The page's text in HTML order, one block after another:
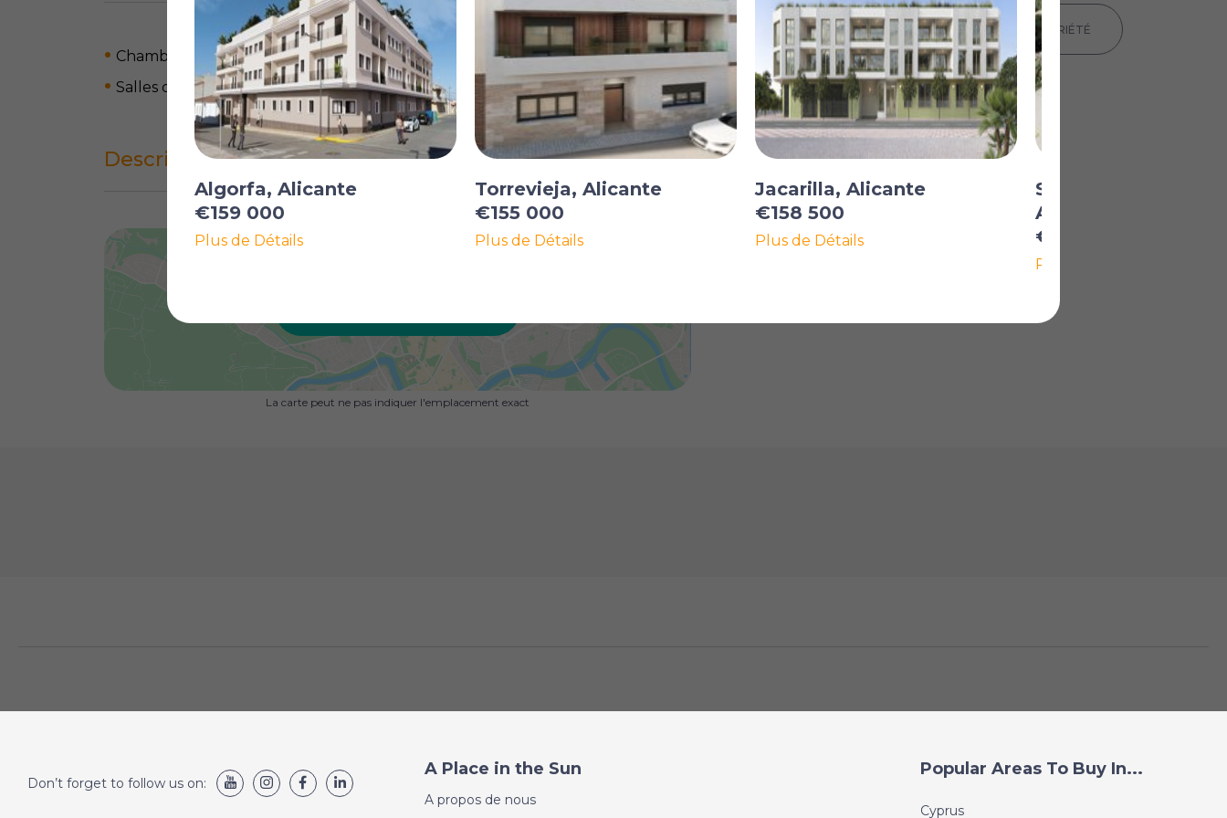
Chambres: 2
Salles de bain: 1
Description complète
La carte peut ne pas indiquer l'emplacement exact
IMPRIMER LES DÉTAILS DE LA PROPRIÉTÉ
Algorfa, Alicante
€159 000
Plus de Détails
Torrevieja, Alicante
€155 000
Plus de Détails
Jacarilla, Alicante
€158 500
Plus de Détails
San Miguel de
Alicante
€150 000
Plus de Détails
Don’t forget to follow us on:
A Place in the Sun
A propos de nous
Popular Areas To Buy In...
Cyprus